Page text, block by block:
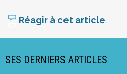
Réagir à cet article
SES DERNIERS ARTICLES